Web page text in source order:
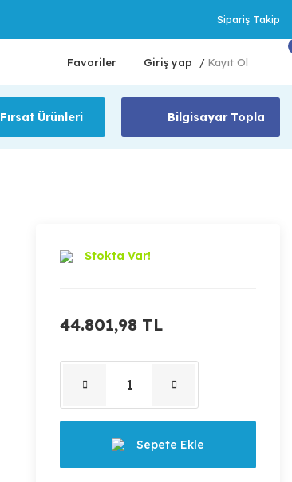
Sipariş Takip
Favoriler Giriş yap / Kayıt Ol
Fırsat Ürünleri Bilgisayar Topla
Stokta Var!
44.801,98 TL
Sepete Ekle